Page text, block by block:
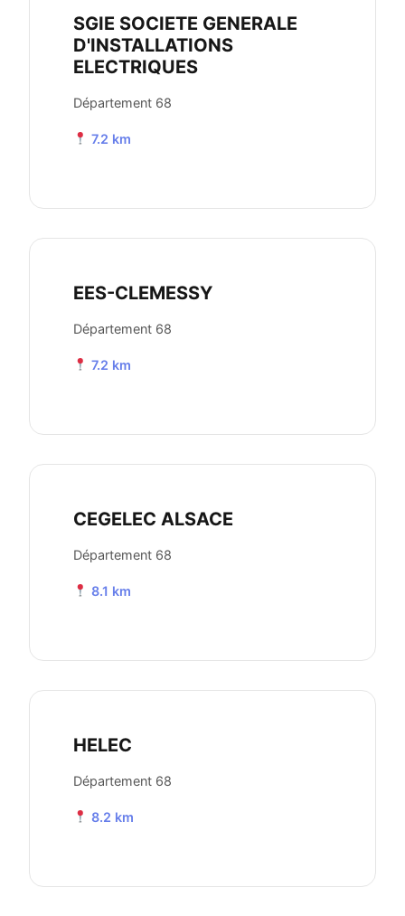
SGIE SOCIETE GENERALE
D'INSTALLATIONS
ELECTRIQUES
Département 68
7.2 km
EES-CLEMESSY
Département 68
7.2 km
CEGELEC ALSACE
Département 68
8.1 km
HELEC
Département 68
8.2 km